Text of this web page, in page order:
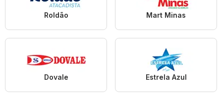
Roldão Mart Minas
Dovale Estrela Azul